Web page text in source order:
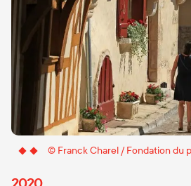
© Franck Charel / Fondation du